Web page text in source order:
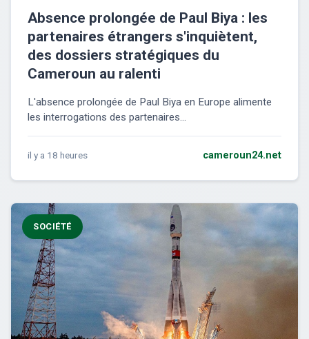
Absence prolongée de Paul Biya : les
partenaires étrangers s'inquiètent,
des dossiers stratégiques du
Cameroun au ralenti
L'absence prolongée de Paul Biya en Europe alimente
les interrogations des partenaires...
il y a 18 heures cameroun24.net
SOCIÉTÉ